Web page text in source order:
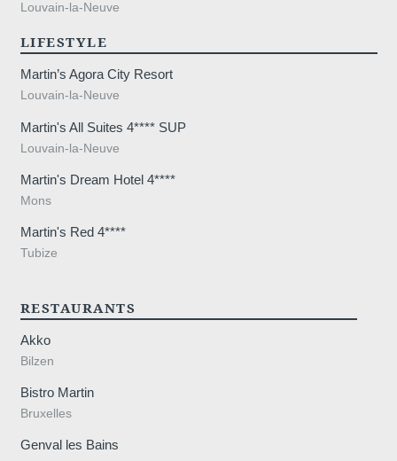
Louvain-la-Neuve
LIFESTYLE
Martin’s Agora City Resort
Louvain-la-Neuve
Martin's All Suites 4**** SUP
Louvain-la-Neuve
Martin's Dream Hotel 4****
Mons
Martin's Red 4****
Tubize
RESTAURANTS
Akko
Bilzen
Bistro Martin
Bruxelles
Genval les Bains